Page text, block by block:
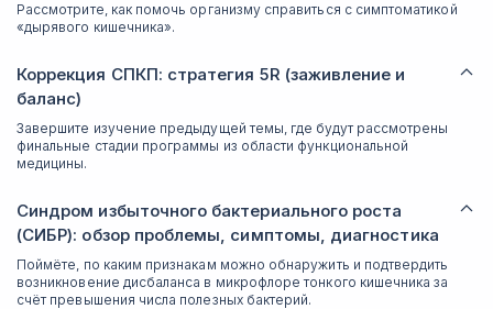
Рассмотрите, как помочь организму справиться с симптоматикой
«дырявого кишечника».
Коррекция СПКП: стратегия 5R (заживление и
баланс)
Завершите изучение предыдущей темы, где будут рассмотрены
финальные стадии программы из области функциональной
медицины.
Синдром избыточного бактериального роста
(СИБР): обзор проблемы, симптомы, диагностика
Поймёте, по каким признакам можно обнаружить и подтвердить
возникновение дисбаланса в микрофлоре тонкого кишечника за
счёт превышения числа полезных бактерий.